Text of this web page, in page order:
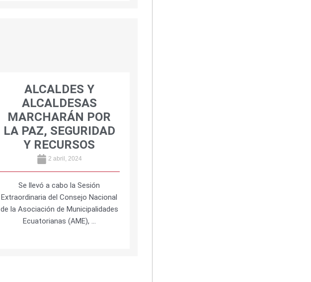
ALCALDES Y
ALCALDESAS
MARCHARÁN POR
LA PAZ, SEGURIDAD
Y RECURSOS
2 abril, 2024
Se llevó a cabo la Sesión
Extraordinaria del Consejo Nacional
de la Asociación de Municipalidades
Ecuatorianas (AME), …